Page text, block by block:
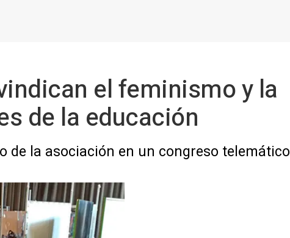
el feminismo y la
de la educación
de la asociación en un congreso telemático